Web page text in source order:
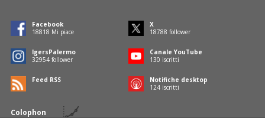
Colophon
Facebook
19243 Mi piace
X
19215 follower
IgersPalermo
33702follower
Canale YouTube
133 iscritti
Feed RSS
Notifiche desktop
127iscritti